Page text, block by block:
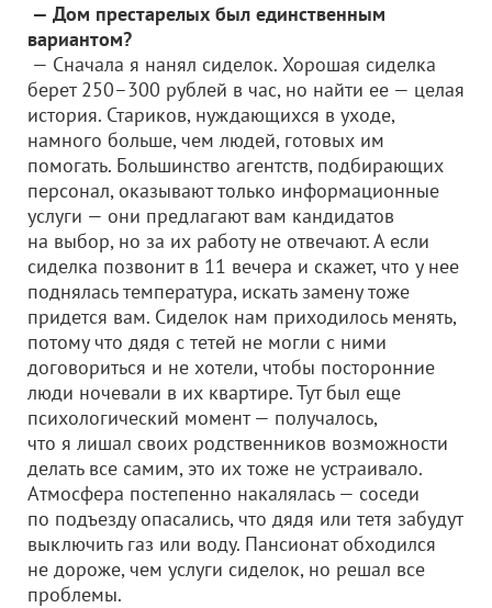
— Дом престарелых был единственным
вариантом?
— Сначала я нанял сиделок. Хорошая сиделка
берет 250–300 рублей в час, но найти ее — целая
история. Стариков, нуждающихся в уходе,
намного больше, чем людей, готовых им
помогать. Большинство агентств, подбирающих
персонал, оказывают только информационные
услуги — они предлагают вам кандидатов
на выбор, но за их работу не отвечают. А если
сиделка позвонит в 11 вечера и скажет, что у нее
поднялась температура, искать замену тоже
придется вам. Сиделок нам приходилось менять,
потому что дядя с тетей не могли с ними
договориться и не хотели, чтобы посторонние
люди ночевали в их квартире. Тут был еще
психологический момент — получалось,
что я лишал своих родственников возможности
делать все самим, это их тоже не устраивало.
Атмосфера постепенно накалялась — соседи
по подъезду опасались, что дядя или тетя забудут
выключить газ или воду. Пансионат обходился
не дороже, чем услуги сиделок, но решал все
проблемы.